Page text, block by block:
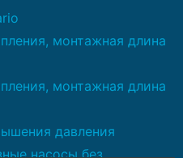
монтажная длина
монтажная длина
давления
насосы без